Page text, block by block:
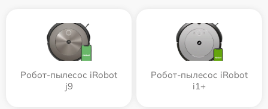
Робот-пылесос iRobot
j9
Робот-пылесос iRobot
i1+